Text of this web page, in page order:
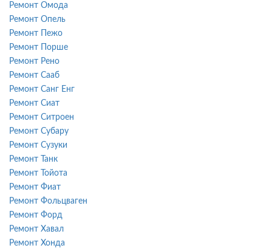
Ремонт Омода
Ремонт Опель
Ремонт Пежо
Ремонт Порше
Ремонт Рено
Ремонт Сааб
Ремонт Санг Енг
Ремонт Сиат
Ремонт Ситроен
Ремонт Субару
Ремонт Сузуки
Ремонт Танк
Ремонт Тойота
Ремонт Фиат
Ремонт Фольцваген
Ремонт Форд
Ремонт Хавал
Ремонт Хонда